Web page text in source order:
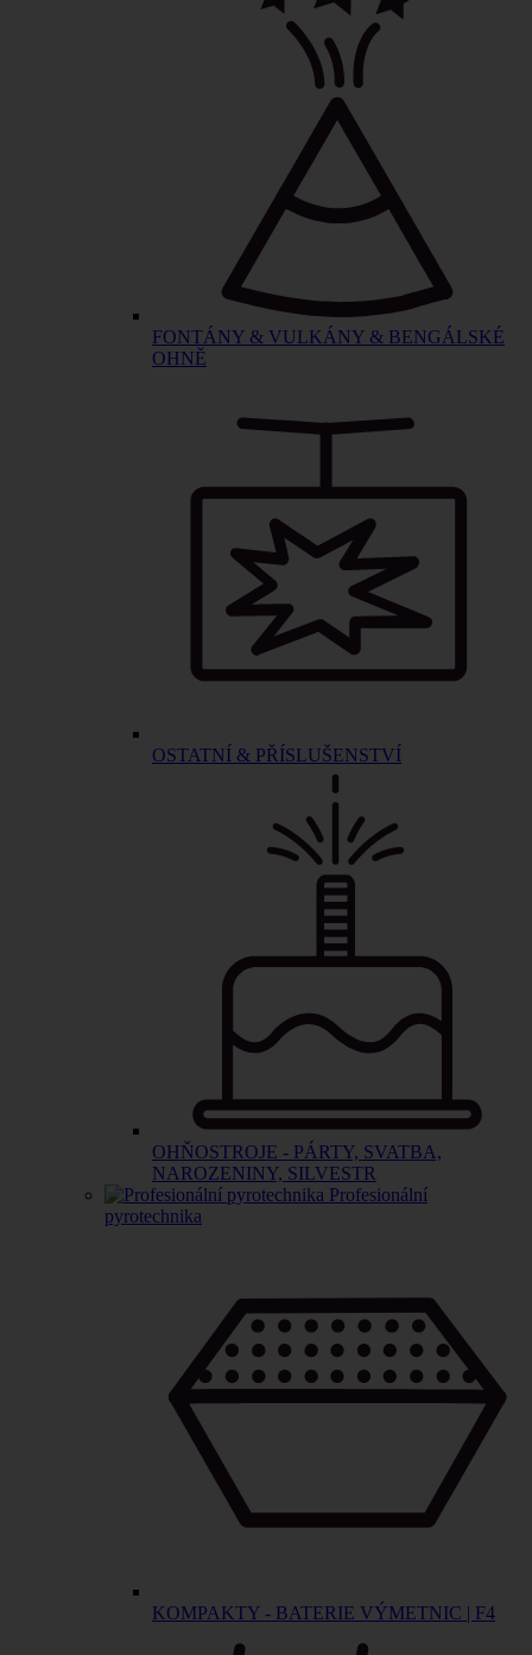
FONTÁNY & VULKÁNY & BENGÁLSKÉ
OHNĚ
OSTATNÍ & PŘÍSLUŠENSTVÍ
OHŇOSTROJE - PÁRTY, SVATBA,
NAROZENINY, SILVESTR
Profesionální
pyrotechnika
KOMPAKTY - BATERIE VÝMETNIC | F4